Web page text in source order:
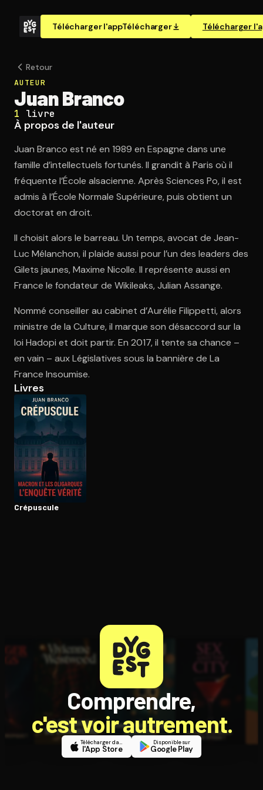
Télécharger l'appTélécharger Télécharger
Retour
AUTEUR
Juan Branco
1 livre
À propos de l'auteur
Juan Branco est né en 1989 en Espagne dans une
famille d’intellectuels fortunés. Il grandit à Paris où il
fréquente l’École alsacienne. Après Sciences Po, il est
admis à l’École Normale Supérieure, puis obtient un
doctorat en droit.
Il choisit alors le barreau. Un temps, avocat de Jean-
Luc Mélanchon, il plaide aussi pour l’un des leaders des
Gilets jaunes, Maxime Nicolle. Il représente aussi en
France le fondateur de Wikileaks, Julian Assange.
Nommé conseiller au cabinet d’Aurélie Filippetti, alors
ministre de la Culture, il marque son désaccord sur la
loi Hadopi et doit partir. En 2017, il tente sa chance –
en vain – aux Législatives sous la bannière de La
France Insoumise.
Livres
Crépuscule
Comprendre,
c'est voir autrement.
Télécharger dans
l'App Store
Disponible sur
Google Play